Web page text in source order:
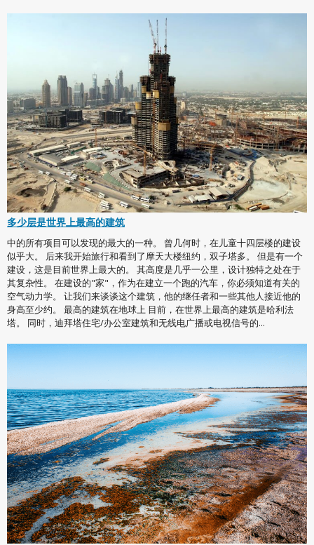
多少层是世界上最高的建筑
中的所有项目可以发现的最大的一种。 曾几何时，在儿童十四层楼的建设
似乎大。 后来我开始旅行和看到了摩天大楼纽约，双子塔多。 但是有一个
建设，这是目前世界上最大的。 其高度是几乎一公里，设计独特之处在于
其复杂性。 在建设的"家"，作为在建立一个跑的汽车，你必须知道有关的
空气动力学。 让我们来谈谈这个建筑，他的继任者和一些其他人接近他的
身高至少约。 最高的建筑在地球上 目前，在世界上最高的建筑是哈利法
塔。 同时，迪拜塔住宅/办公室建筑和无线电广播或电视信号的...